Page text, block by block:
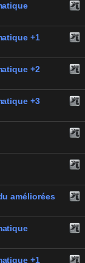
+1
+2
+3
améliorées
+1